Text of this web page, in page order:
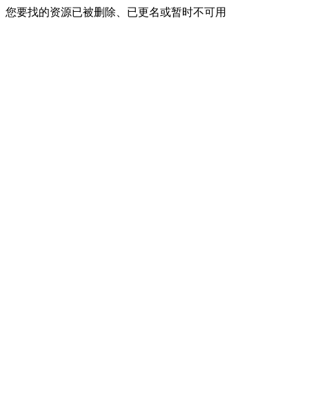
您要找的资源已被删除、已更名或暂时不可用